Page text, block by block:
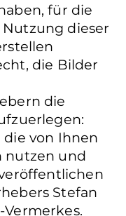
für die
dieser
die Bilder
die
von Ihnen
nutzen und
Stefan